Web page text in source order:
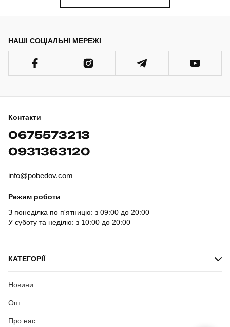
НАШІ СОЦІАЛЬНІ МЕРЕЖІ
Контакти
0675573213
0931363120
info@pobedov.com
Режим роботи
З понеділка по п'ятницю: з 09:00 до 20:00
У суботу та неділю: з 10:00 до 20:00
КАТЕГОРІЇ
Новини
Опт
Про нас